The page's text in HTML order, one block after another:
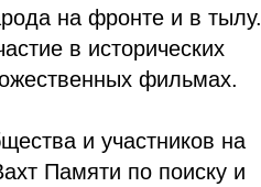
на фронте и в тылу.
в исторических
фильмах.
и участников на
Памяти по поиску и